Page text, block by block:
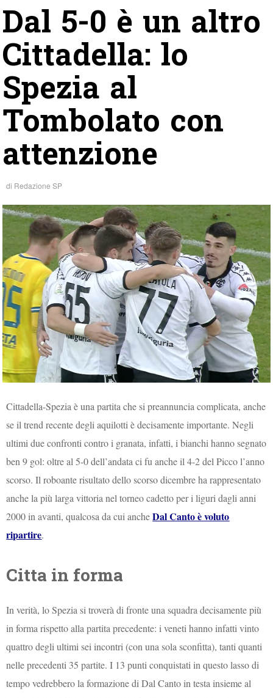
Dal 5-0 è un altro
Cittadella: lo
Spezia al
Tombolato con
attenzione
di Redazione SP
Cittadella-Spezia è una partita che si preannuncia complicata, anche
se il trend recente degli aquilotti è decisamente importante. Negli
ultimi due confronti contro i granata, infatti, i bianchi hanno segnato
ben 9 gol: oltre al 5-0 dell’andata ci fu anche il 4-2 del Picco l’anno
scorso. Il roboante risultato dello scorso dicembre ha rappresentato
anche la più larga vittoria nel torneo cadetto per i liguri dagli anni
2000 in avanti, qualcosa da cui ancheDal Canto è voluto
ripartire.
Citta in forma
In verità, lo Spezia si troverà di fronte una squadra decisamente più
in forma rispetto alla partita precedente: i veneti hanno infatti vinto
quattro degli ultimi sei incontri (con una sola sconfitta), tanti quanti
nelle precedenti 35 partite. I 13 punti conquistati in questo lasso di
tempo vedrebbero la formazione di Dal Canto in testa insieme al